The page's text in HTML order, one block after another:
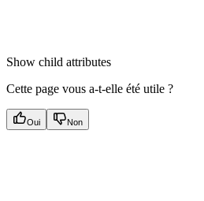
Show child attributes
Cette page vous a-t-elle été utile ?
Oui Non